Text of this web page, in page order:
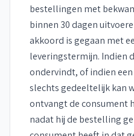
bestellingen met
binnen 30 dagen
akkoord is gegaan met
leveringstermijn. Indien
ondervindt, of indien
slechts gedeeltelijk kan
ontvangt de consument
nadat hij de bestelling